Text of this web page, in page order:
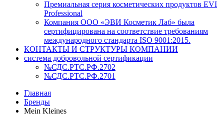
Премиальная серия косметических продуктов EVI
Professional
Компания ООО «ЭВИ Косметик Лаб» была
сертифицирована на соответствие требованиям
международного стандарта ISO 9001:2015.
КОНТАКТЫ И СТРУКТУРЫ КОМПАНИИ
система добровольной сертификации
№СДС.РТС.РФ.2702
№СДС.РТС.РФ.2701
Главная
Бренды
Mein Kleines